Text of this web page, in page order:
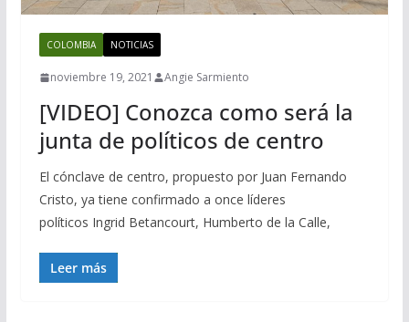
COLOMBIA NOTICIAS
noviembre 19, 2021 Angie Sarmiento
[VIDEO] Conozca como será la
junta de políticos de centro
El cónclave de centro, propuesto por Juan Fernando
Cristo, ya tiene confirmado a once líderes
políticos Ingrid Betancourt, Humberto de la Calle,
Leer más